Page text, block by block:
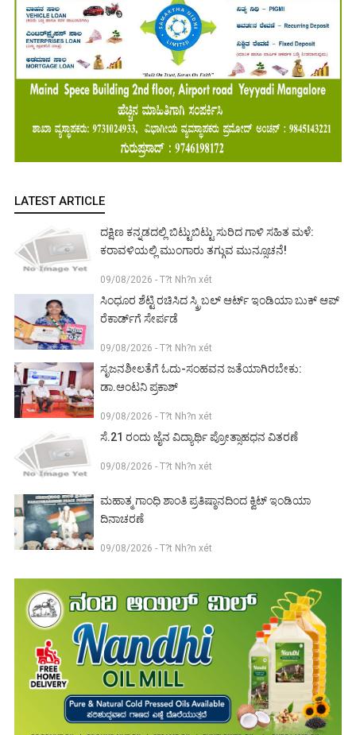
LATEST ARTICLE
ದಕ್ಷಿಣ ಕನ್ನಡದಲ್ಲಿ ಬಿಟ್ಟುಬಿಟ್ಟು ಸುರಿದ ಗಾಳಿ ಸಹಿತ ಮಳೆ:
ಕರಾವಳಿಯಲ್ಲಿ ಮುಂಗಾರು ತಗ್ಗುವ ಮುನ್ಸೂಚನೆ!
09/08/2026 - T?t Nh?n xét
ಸಿಂಧೂರ ಶೆಟ್ಟಿ ರಚಿಸಿದ ಸ್ಕ್ರಿಬಲ್ ಆರ್ಟ್ ಇಂಡಿಯಾ ಬುಕ್ ಆಪ್
ರೆಕಾರ್ಡ್‌ಗೆ ಸೇರ್ಪಡೆ
09/08/2026 - T?t Nh?n xét
ಸೃಜನಶೀಲತೆಗೆ ಓದು-ಸಂಹವನ ಜತೆಯಾಗಿರಬೇಕು:
ಡಾ.ಆಂಟನಿ ಪ್ರಕಾಶ್
09/08/2026 - T?t Nh?n xét
ಸೆ.21 ರಂದು ಜೈನ ವಿದ್ಯಾರ್ಥಿ ಪ್ರೋತ್ಸಾಹಧನ ವಿತರಣೆ
09/08/2026 - T?t Nh?n xét
ಮಹಾತ್ಮ ಗಾಂಧಿ ಶಾಂತಿ ಪ್ರತಿಷ್ಠಾನದಿಂದ ಕ್ವಿಟ್ ಇಂಡಿಯಾ
ದಿನಾಚರಣೆ
09/08/2026 - T?t Nh?n xét